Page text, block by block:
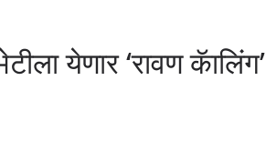
येणार ‘रावण कॅालिंग’